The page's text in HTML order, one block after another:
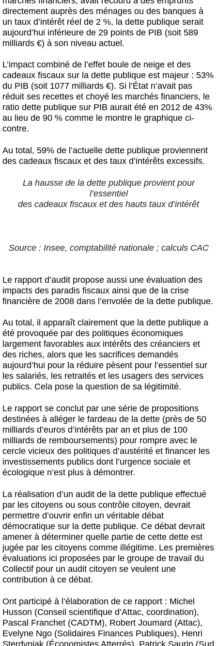
directement auprès des ménages ou des banques à
un taux d’intérêt réel de 2 %, la dette publique serait
aujourd’hui inférieure de 29 points de PIB (soit 589
milliards €) à son niveau actuel.
L’impact combiné de l’effet boule de neige et des
cadeaux fiscaux sur la dette publique est majeur : 53%
du PIB (soit 1077 milliards €). Si l’État n’avait pas
réduit ses recettes et choyé les marchés financiers, le
ratio dette publique sur PIB aurait été en 2012 de 43%
au lieu de 90 % comme le montre le graphique ci-
contre.
Au total, 59% de l’actuelle dette publique proviennent
des cadeaux fiscaux et des taux d’intérêts excessifs.
La hausse de la dette publique provient pour
l’essentiel
des cadeaux fiscaux et des hauts taux d’intérêt
Source : Insee, comptabilité nationale ; calculs CAC
Le rapport d’audit propose aussi une évaluation des
impacts des paradis fiscaux ainsi que de la crise
financière de 2008 dans l’envolée de la dette publique.
Au total, il apparaît clairement que la dette publique a
été provoquée par des politiques économiques
largement favorables aux intérêts des créanciers et
des riches, alors que les sacrifices demandés
aujourd’hui pour la réduire pèsent pour l’essentiel sur
les salariés, les retraités et les usagers des services
publics. Cela pose la question de sa légitimité.
Le rapport se conclut par une série de propositions
destinées à alléger le fardeau de la dette (près de 50
milliards d’euros d’intérêts par an et plus de 100
milliards de remboursements) pour rompre avec le
cercle vicieux des politiques d’austérité et financer les
investissements publics dont l’urgence sociale et
écologique n’est plus à démontrer.
La réalisation d’un audit de la dette publique effectué
par les citoyens ou sous contrôle citoyen, devrait
permettre d’ouvrir enfin un véritable débat
démocratique sur la dette publique. Ce débat devrait
amener à déterminer quelle partie de cette dette est
jugée par les citoyens comme illégitime. Les premières
évaluations ici proposées par le groupe de travail du
Collectif pour un audit citoyen se veulent une
contribution à ce débat.
Ont participé à l’élaboration de ce rapport : Michel
Husson (Conseil scientifique d’Attac, coordination),
Pascal Franchet (CADTM), Robert Joumard (Attac),
Evelyne Ngo (Solidaires Finances Publiques), Henri
Sterdyniak (Économistes Atterrés), Patrick Saurin (Sud